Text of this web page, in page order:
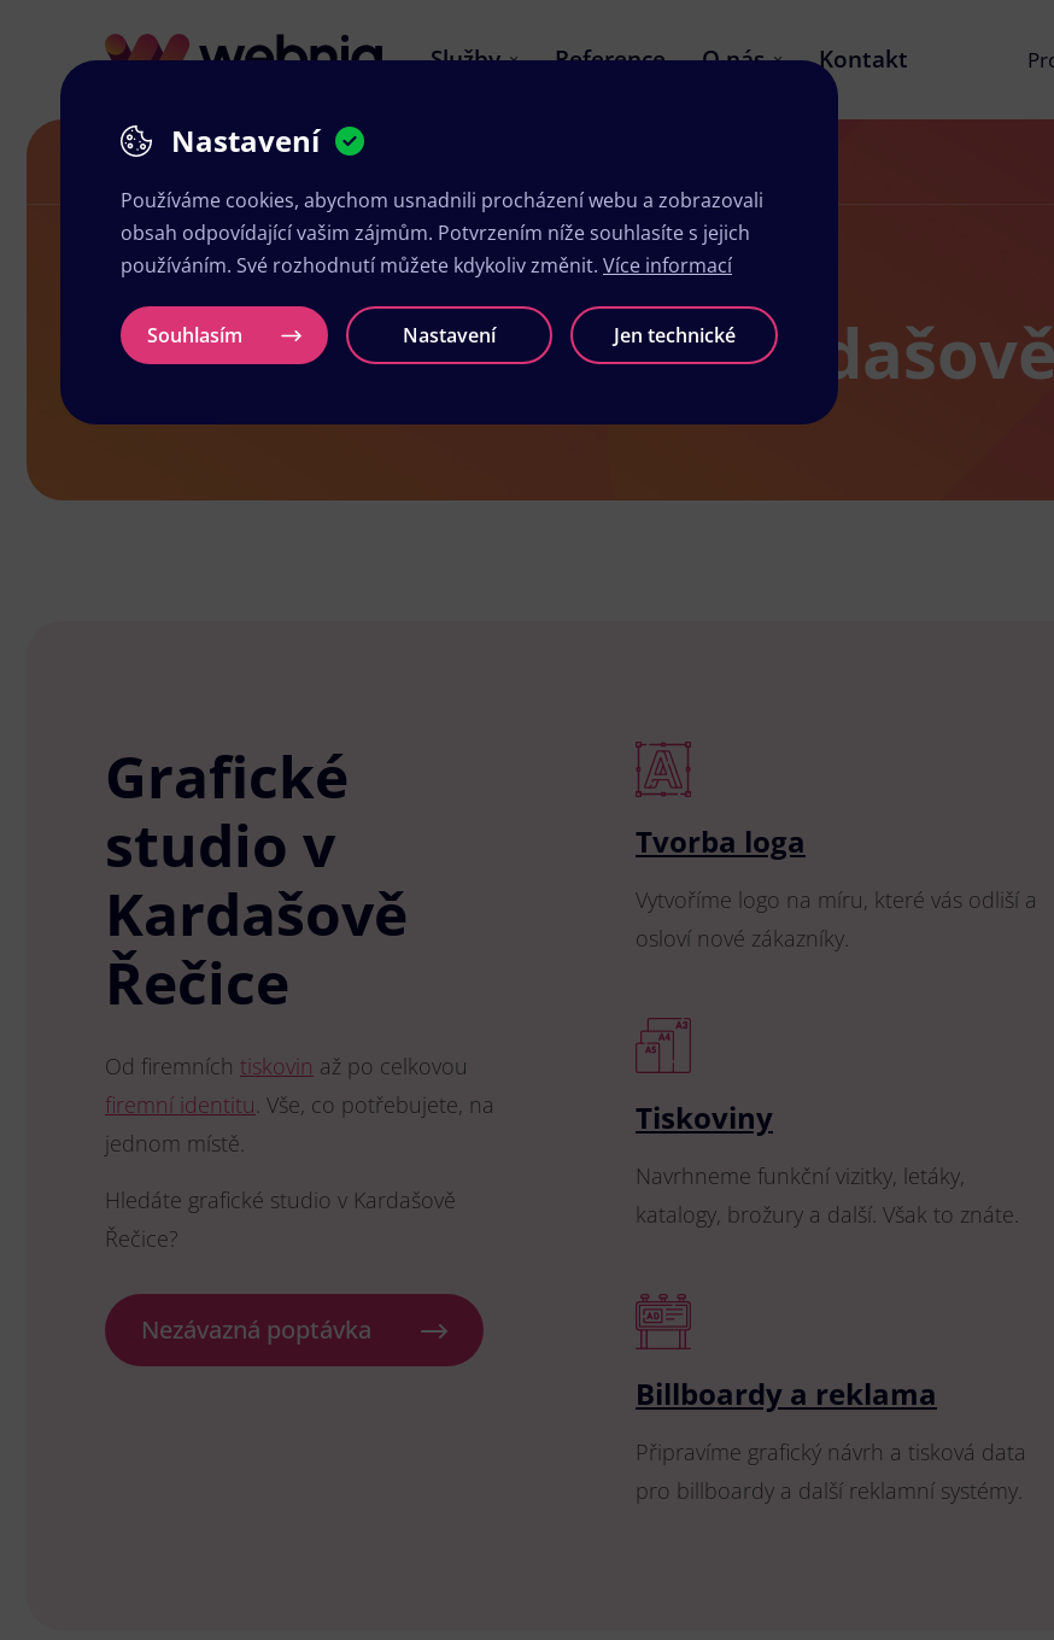
Služby Reference O nás Kontakt
Grafické studio v Kardašově Řečice
Grafické studio v
Grafické
studio v
Kardašově
Řečice
Od firemních tiskovin až po celkovou
firemní identitu. Vše, co potřebujete, na
jednom místě.
Hledáte grafické studio v Kardašově
Řečice?
Nezávazná poptávka
Tvorba loga
Vytvoříme logo na míru, které vás odliší a
osloví nové zákazníky.
Tiskoviny
Navrhneme funkční vizitky, letáky,
katalogy, brožury a další. Však to znáte.
Billboardy a reklama
Připravíme grafický návrh a tisková data
pro billboardy a další reklamní systémy.
Nastavení
Používáme cookies, abychom usnadnili procházení webu a zobrazovali
obsah odpovídající vašim zájmům. Potvrzením níže souhlasíte s jejich
používáním. Své rozhodnutí můžete kdykoliv změnit. Více informací
Souhlasím Nastavení Jen technické